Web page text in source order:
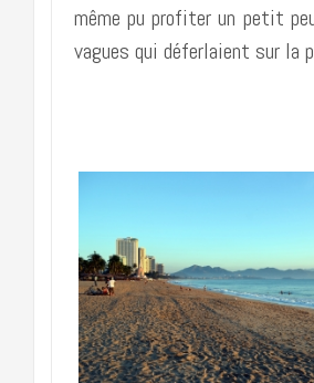
même pu profiter un petit
vagues qui déferlaient sur la